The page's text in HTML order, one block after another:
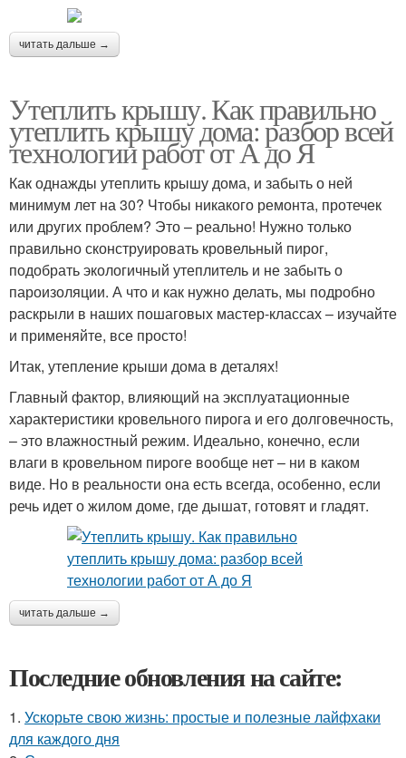
читать дальше →
Утеплить крышу. Как правильно
утеплить крышу дома: разбор всей
технологии работ от А до Я
Как однажды утеплить крышу дома, и забыть о ней
минимум лет на 30? Чтобы никакого ремонта, протечек
или других проблем? Это – реально! Нужно только
правильно сконструировать кровельный пирог,
подобрать экологичный утеплитель и не забыть о
пароизоляции. А что и как нужно делать, мы подробно
раскрыли в наших пошаговых мастер-классах – изучайте
и применяйте, все просто!
Итак, утепление крыши дома в деталях!
Главный фактор, влияющий на эксплуатационные
характеристики кровельного пирога и его долговечность,
– это влажностный режим. Идеально, конечно, если
влаги в кровельном пироге вообще нет – ни в каком
виде. Но в реальности она есть всегда, особенно, если
речь идет о жилом доме, где дышат, готовят и гладят.
читать дальше →
Последние обновления на сайте:
1. Ускорьте свою жизнь: простые и полезные лайфхаки
для каждого дня